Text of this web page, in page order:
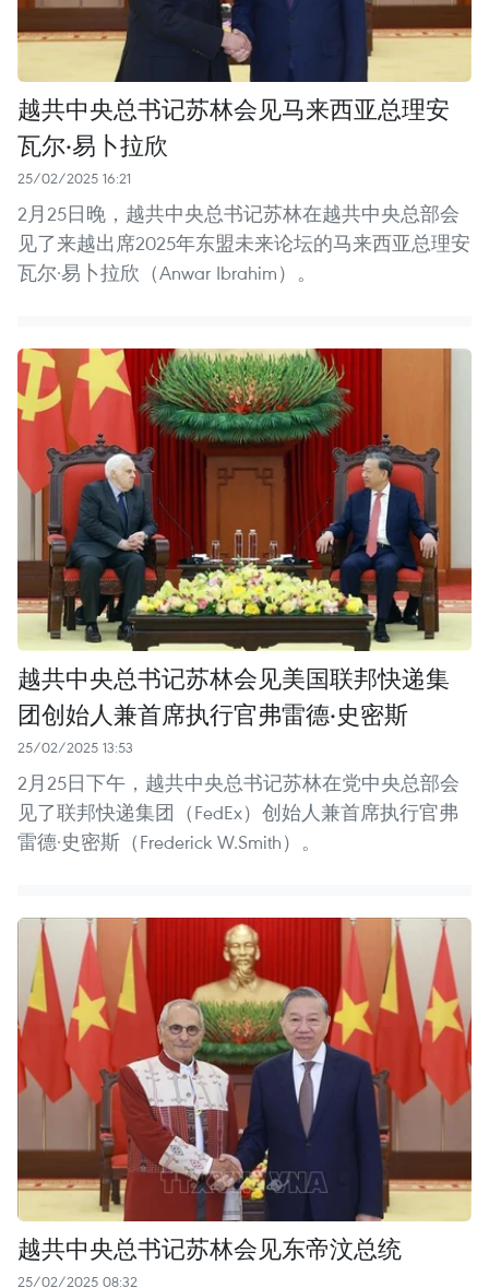
越共中央总书记苏林会见马来西亚总理安
瓦尔·易卜拉欣
25/02/2025 16:21
2月25日晚，越共中央总书记苏林在越共中央总部会
见了来越出席2025年东盟未来论坛的马来西亚总理安
瓦尔·易卜拉欣（Anwar Ibrahim）。
越共中央总书记苏林会见美国联邦快递集
团创始人兼首席执行官弗雷德·史密斯
25/02/2025 13:53
2月25日下午，越共中央总书记苏林在党中央总部会
见了联邦快递集团（FedEx）创始人兼首席执行官弗
雷德·史密斯（Frederick W.Smith）。
越共中央总书记苏林会见东帝汶总统
25/02/2025 08:32